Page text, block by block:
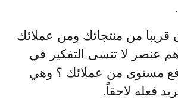
قريبا من منتجاتك ومن عملائك
عنصر لا تنسى التفكير في
مستوى من عملائك ؟ وهي
فعله لاحقاً.